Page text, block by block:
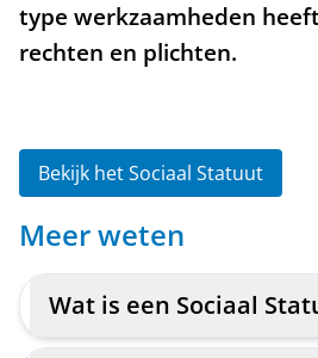
type werkzaamheden
rechten en plichten.
Bekijk het Sociaal Statuut
Meer weten
Wat is een Sociaal